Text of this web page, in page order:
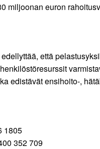
miljoonan euron
että
edistävät ensihoito-,
1805
352 709